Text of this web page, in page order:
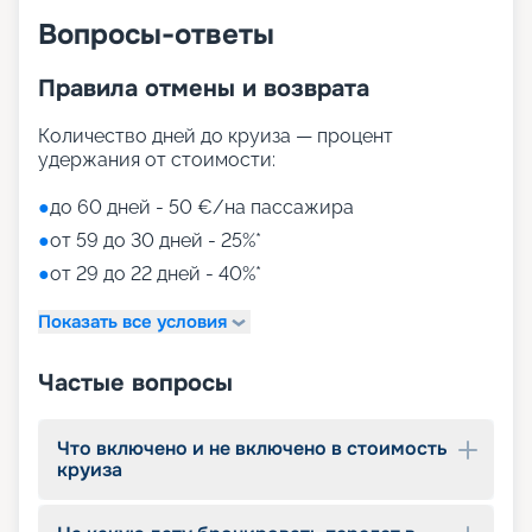
Вопросы-ответы
Правила отмены и возврата
Количество дней до круиза — процент
удержания от стоимости:
●до 60 дней - 50 €/на пассажира
●от 59 до 30 дней - 25%*
●от 29 до 22 дней - 40%*
Показать все условия
Частые вопросы
Что включено и не включено в стоимость
круиза